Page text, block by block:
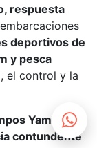
respuesta
deportivos de
y pesca
el control y la
Yamaha, el
contundente